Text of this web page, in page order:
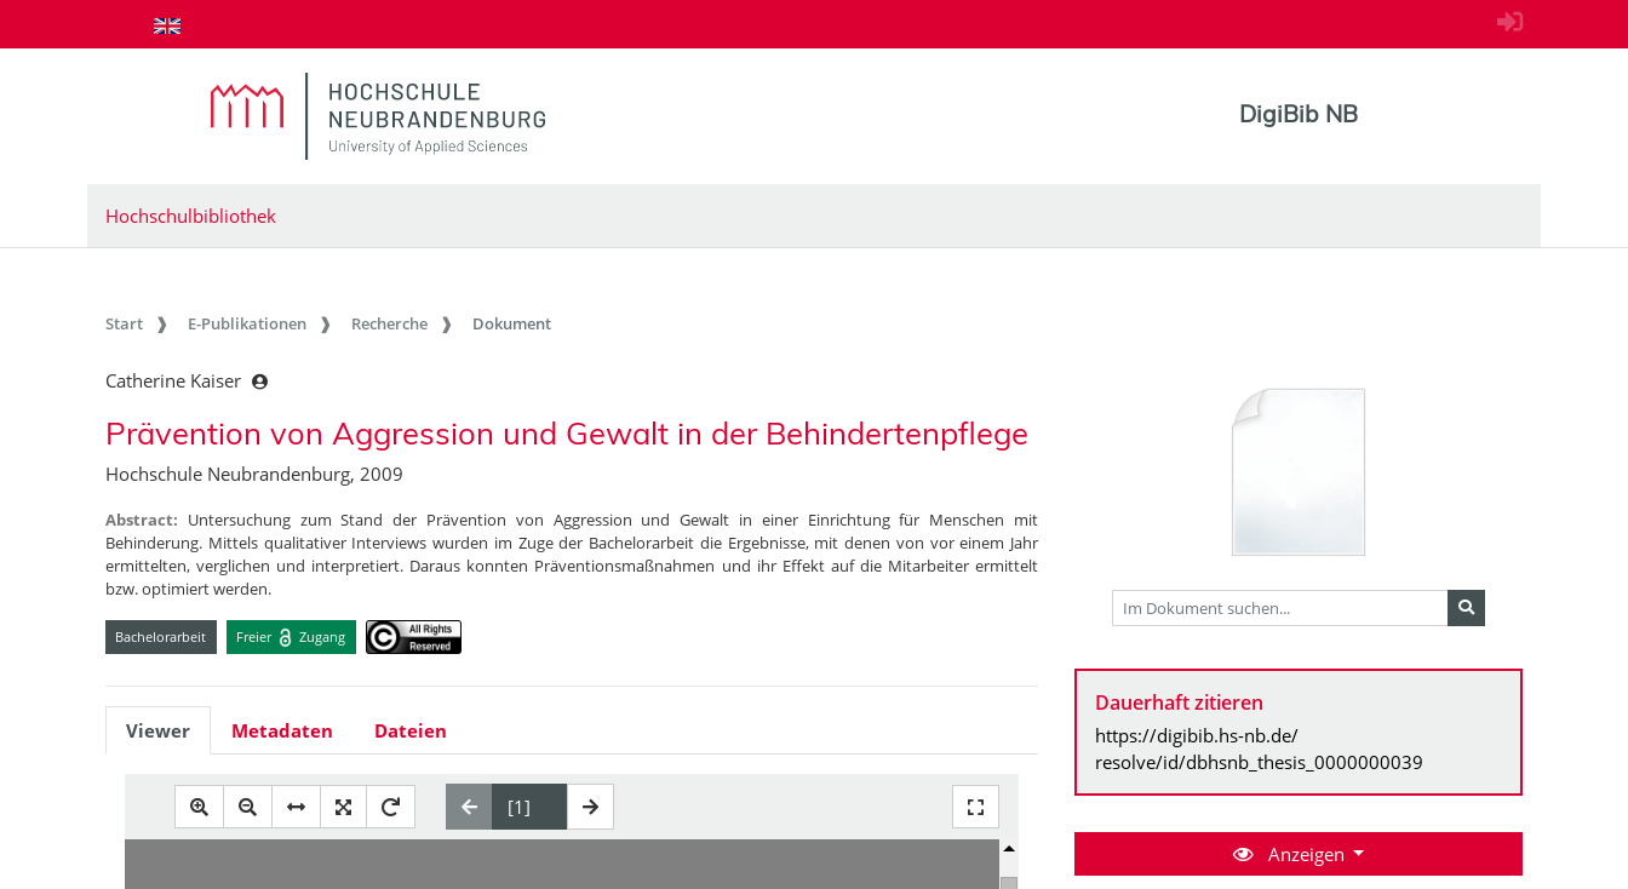
zum Inhalt springen
DigiBib NB
Hochschulbibliothek
Start E-Publikationen Recherche Dokument
Catherine Kaiser
Prävention von Aggression und Gewalt in der Behindertenpflege
Hochschule Neubrandenburg, 2009
Abstract: Untersuchung zum Stand der Prävention von Aggression und Gewalt in einer Einrichtung für Menschen mit
Behinderung. Mittels qualitativer Interviews wurden im Zuge der Bachelorarbeit die Ergebnisse, mit denen von vor einem Jahr
ermittelten, verglichen und interpretiert. Daraus konnten Präventionsmaßnahmen und ihr Effekt auf die Mitarbeiter ermittelt
bzw. optimiert werden.
Bachelorarbeit Freier Zugang
Viewer Metadaten Dateien
Dauerhaft zitieren
https://digibib.hs-nb.de/
resolve/id/dbhsnb_thesis_0000000039
Anzeigen